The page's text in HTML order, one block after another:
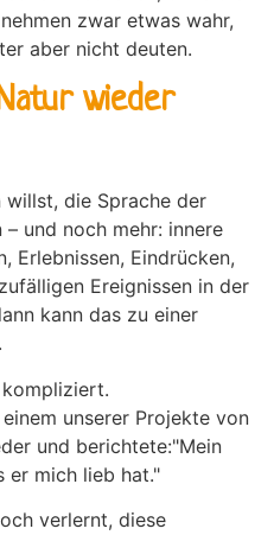
zwar etwas wahr,
aber nicht deuten.
wieder
willst, die Sprache der
und noch mehr: innere
Erlebnissen, Eindrücken,
Ereignissen in der
kann das zu einer
unserer Projekte von
und berichtete:"Mein
er mich lieb hat."
verlernt, diese